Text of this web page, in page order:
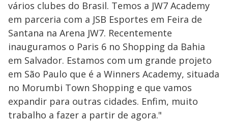
vários clubes do Brasil. Temos a JW7 Academy
em parceria com a JSB Esportes em Feira de
Santana na Arena JW7. Recentemente
inauguramos o Paris 6 no Shopping da Bahia
em Salvador. Estamos com um grande projeto
em São Paulo que é a Winners Academy, situada
no Morumbi Town Shopping e que vamos
expandir para outras cidades. Enfim, muito
trabalho a fazer a partir de agora."